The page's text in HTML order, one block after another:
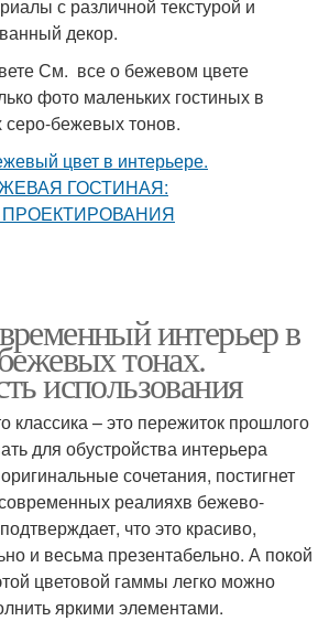
с различной текстурой и
декор.
См. все о бежевом цвете
фото маленьких гостиных в
серо-бежевых тонов.
интерьер в
тонах.
использования
классика – это пережиток прошлого
для обустройства интерьера
сочетания, постигнет
реалияхв бежево-
что это красиво,
и весьма презентабельно. А покой
цветовой гаммы легко можно
яркими элементами.